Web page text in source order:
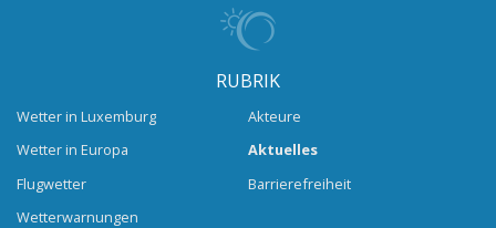
RUBRIK
Wetter in Luxemburg
Wetter in Europa
Flugwetter
Wetterwarnungen
Akteure
Aktuelles
Barrierefreiheit